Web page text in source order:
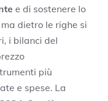
e di sostenere lo
ma dietro le righe si
i bilanci del
più
e spese. La